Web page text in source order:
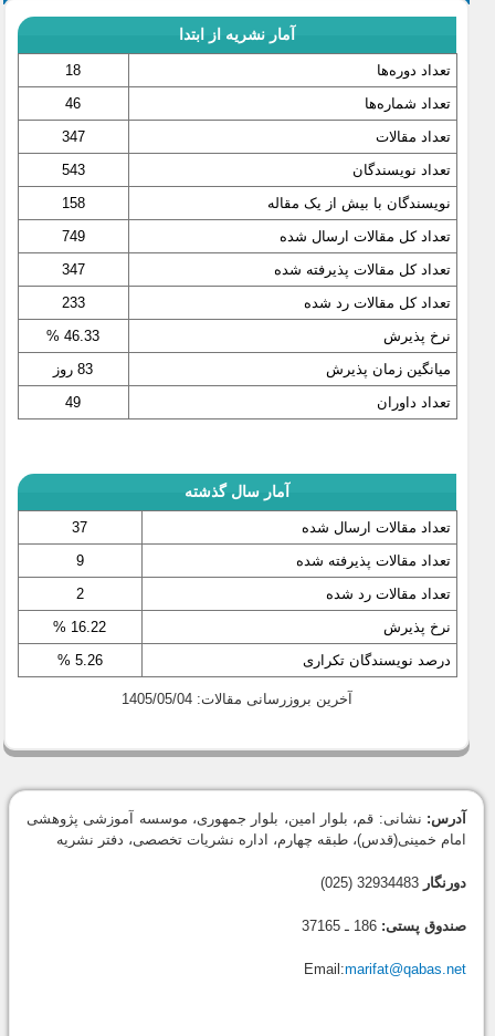
آمار نشریه از ابتدا
تعداد دوره‌ها
18
تعداد شماره‌ها
46
تعداد مقالات
347
تعداد نویسندگان
543
نویسندگان با بیش از یک مقاله
158
تعداد کل مقالات ارسال شده
749
تعداد کل مقالات پذیرفته شده
347
تعداد کل مقالات رد شده
233
نرخ پذیرش
46.33 %
میانگین زمان پذیرش
83 روز
تعداد داوران
49
آمار سال گذشته
تعداد مقالات ارسال شده
37
تعداد مقالات پذیرفته شده
9
تعداد مقالات رد شده
2
نرخ پذیرش
16.22 %
درصد نویسندگان تکراری
5.26 %
آخرین بروزرسانی مقالات: 1405/05/04
آدرس: نشانی: قم، بلوار امین، بلوار جمهوری، موسسه آموزشی پژوهشی
امام خمینی(قدس)، طبقه چهارم، اداره نشریات تخصصی، دفتر نشریه
دورنگار 32934483 (025)
صندوق پستی:
Email:marifat@qabas.net